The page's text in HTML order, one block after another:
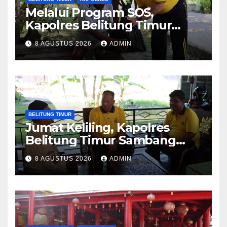
Melalui Program SOS,
Kapolres Belitung Timur
Sambang Warga yang
Sedang Sakit
8 AGUSTUS 2026 ADMIN
BELITUNG TIMUR
Jumat Keliling, Kapolres
Belitung Timur Sambang
Tokoh Adat di Desa Mekar
Jaya
8 AGUSTUS 2026 ADMIN